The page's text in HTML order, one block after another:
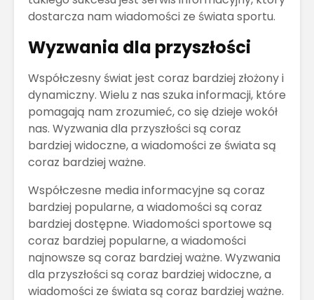
dostarcza nam wiadomości ze świata sportu.
Wyzwania dla przyszłości
Współczesny świat jest coraz bardziej złożony i
dynamiczny. Wielu z nas szuka informacji, które
pomagają nam zrozumieć, co się dzieje wokół
nas. Wyzwania dla przyszłości są coraz
bardziej widoczne, a wiadomości ze świata są
coraz bardziej ważne.
Współczesne media informacyjne są coraz
bardziej popularne, a wiadomości są coraz
bardziej dostępne. Wiadomości sportowe są
coraz bardziej popularne, a wiadomości
najnowsze są coraz bardziej ważne. Wyzwania
dla przyszłości są coraz bardziej widoczne, a
wiadomości ze świata są coraz bardziej ważne.